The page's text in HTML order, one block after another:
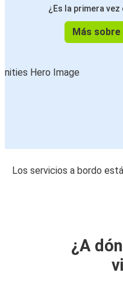
¿Es la primera
Más
Los servicios a bordo
¿A